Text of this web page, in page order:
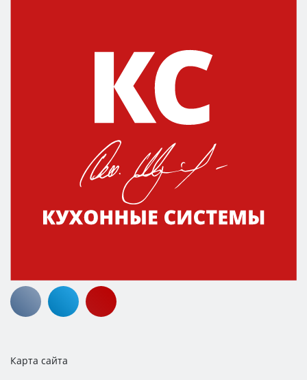
Карта сайта